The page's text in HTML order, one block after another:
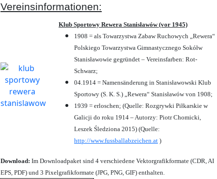
Vereinsinformationen:
Klub Sportowy Rewera Stanisławów (vor 1945)
1908 = als Towarzystwa Zabaw Ruchowych „Rewera“
Polskiego Towarzystwa Gimnastycznego Sokółw
Stanisławowie gegründet – Vereinsfarben: Rot-
Schwarz;
04.1914 = Namensänderung in Stanisławowski Klub
Sportowy (S. K. S.) „Rewera“ Stanisławów von 1908;
1939 = erloschen; (Quelle: Rozgrywki Piłkarskie w
Galicji do roku 1914 – Autorzy: Piotr Chomicki,
Leszek Śledziona 2015) (Quelle:
http://www.fussballabzeichen.at )
Download: Im Downloadpaket sind 4 verschiedene Vektorgrafikformate (CDR, AI
EPS, PDF) und 3 Pixelgrafikformate (JPG, PNG, GIF) enthalten.